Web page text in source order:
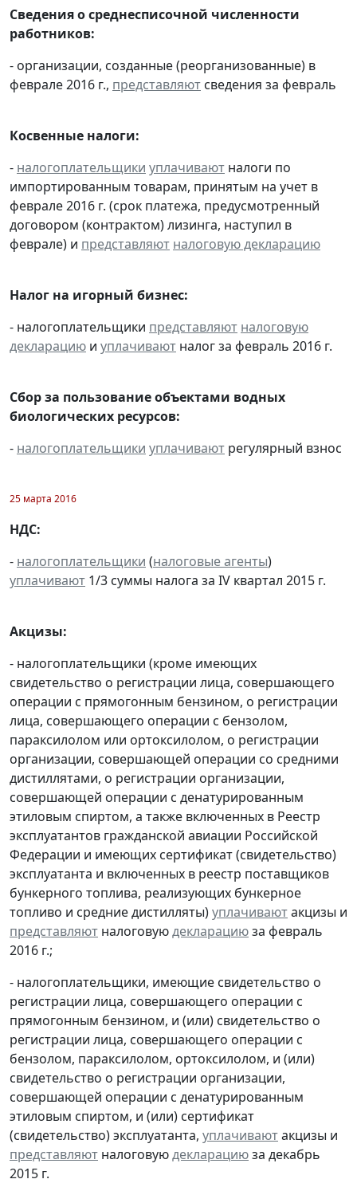
Сведения о среднесписочной численности
работников:
- организации, созданные (реорганизованные) в
феврале 2016 г., представляют сведения за февраль
Косвенные налоги:
- налогоплательщики уплачивают налоги по
импортированным товарам, принятым на учет в
феврале 2016 г. (срок платежа, предусмотренный
договором (контрактом) лизинга, наступил в
феврале) и представляют налоговую декларацию
Налог на игорный бизнес:
- налогоплательщики представляют налоговую
декларацию и уплачивают налог за февраль 2016 г.
Сбор за пользование объектами водных
биологических ресурсов:
- налогоплательщики уплачивают регулярный взнос
25 марта 2016
НДС:
- налогоплательщики (налоговые агенты)
уплачивают 1/3 суммы налога за IV квартал 2015 г.
Акцизы:
- налогоплательщики (кроме имеющих
свидетельство о регистрации лица, совершающего
операции с прямогонным бензином, о регистрации
лица, совершающего операции с бензолом,
параксилолом или ортоксилолом, о регистрации
организации, совершающей операции со средними
дистиллятами, о регистрации организации,
совершающей операции с денатурированным
этиловым спиртом, а также включенных в Реестр
эксплуатантов гражданской авиации Российской
Федерации и имеющих сертификат (свидетельство)
эксплуатанта и включенных в реестр поставщиков
бункерного топлива, реализующих бункерное
топливо и средние дистилляты)уплачиваютакцизы и
представляют налоговуюдекларациюза февраль
2016 г.;
- налогоплательщики, имеющие свидетельство о
регистрации лица, совершающего операции с
прямогонным бензином, и (или) свидетельство о
регистрации лица, совершающего операции с
бензолом, параксилолом, ортоксилолом, и (или)
свидетельство о регистрации организации,
совершающей операции с денатурированным
этиловым спиртом, и (или) сертификат
(свидетельство) эксплуатанта, уплачиваютакцизы и
представляют налоговуюдекларациюза декабрь
2015 г.